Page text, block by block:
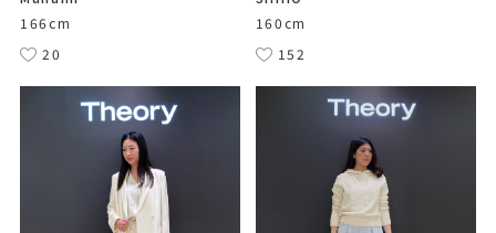
166cm
20
160cm
152